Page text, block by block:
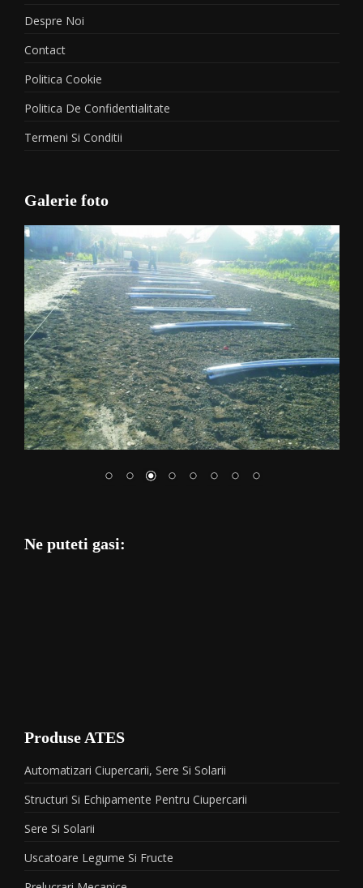
Despre Noi
Contact
Politica Cookie
Politica De Confidentialitate
Termeni Si Conditii
Galerie foto
Ne puteti gasi:
Produse ATES
Automatizari Ciupercarii, Sere Si Solarii
Structuri Si Echipamente Pentru Ciupercarii
Sere Si Solarii
Uscatoare Legume Si Fructe